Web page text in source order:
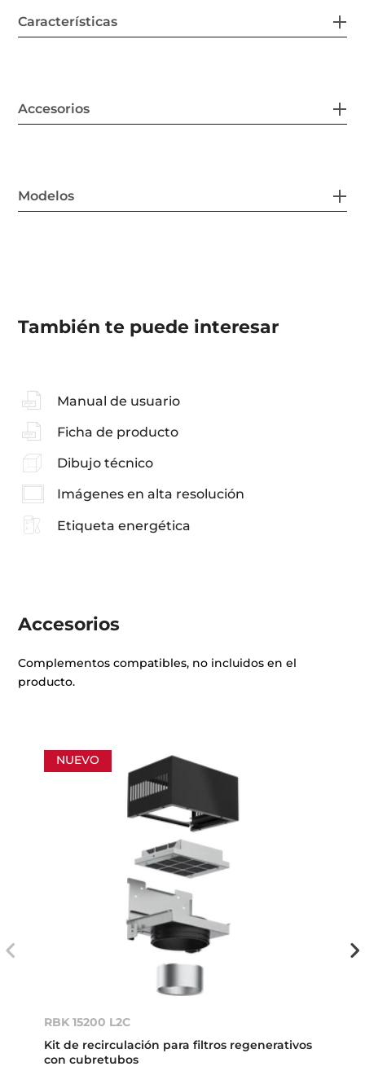
Características
Accesorios
Modelos
También te puede interesar
Manual de usuario
Ficha de producto
Dibujo técnico
Imágenes en alta resolución
Etiqueta energética
Accesorios
Complementos compatibles, no incluidos en el
producto.
NUEVO
RBK 15200 L2C
Kit de recirculación para filtros regenerativos
con cubretubos